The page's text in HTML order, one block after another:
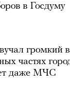
в Госдуму
громкий
частях
даже МЧС